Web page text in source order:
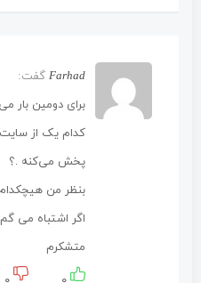
Farhad گفت:
برای دومین بار
کدام یک از
پخش می‌کنه .؟
بنظر من
اگر اشتباه می
متشکرم